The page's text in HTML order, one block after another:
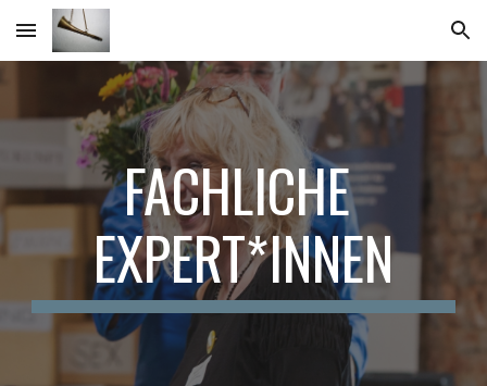
Skip to main content Skip to navigation
FACHLICHE
EXPERT*INNEN